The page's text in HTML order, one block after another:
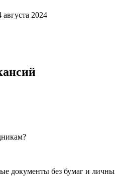
августа 2024
документы без бумаг и